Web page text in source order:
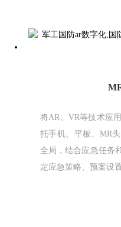
将AR、VR等技术应
托手机、平板、MR
全局，结合应急任务
定应急策略、预案设